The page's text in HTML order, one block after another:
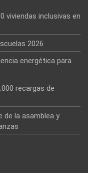
viviendas inclusivas en
2026
energética para
recargas de
de la asamblea y